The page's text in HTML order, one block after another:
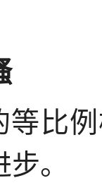
等比
。